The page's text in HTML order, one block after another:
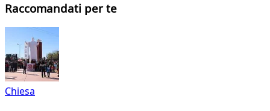
Raccomandati per te
Chiesa